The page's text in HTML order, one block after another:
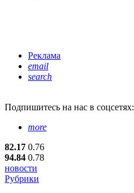
Реклама
email
search
Подпишитесь на нас в соцсетях:
more
82.17 0.76
94.84 0.78
новости
Рубрики